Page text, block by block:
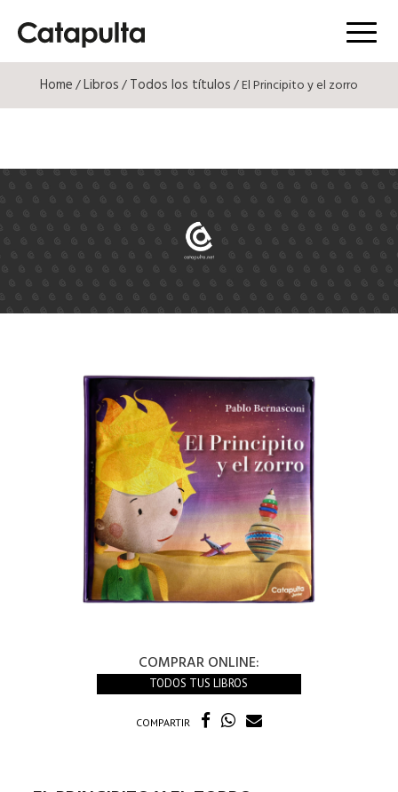
Menú
Home/Libros/Todos los títulos/ El Principito y el zorro
COMPRAR ONLINE:
TODOS TUS LIBROS
COMPARTIR